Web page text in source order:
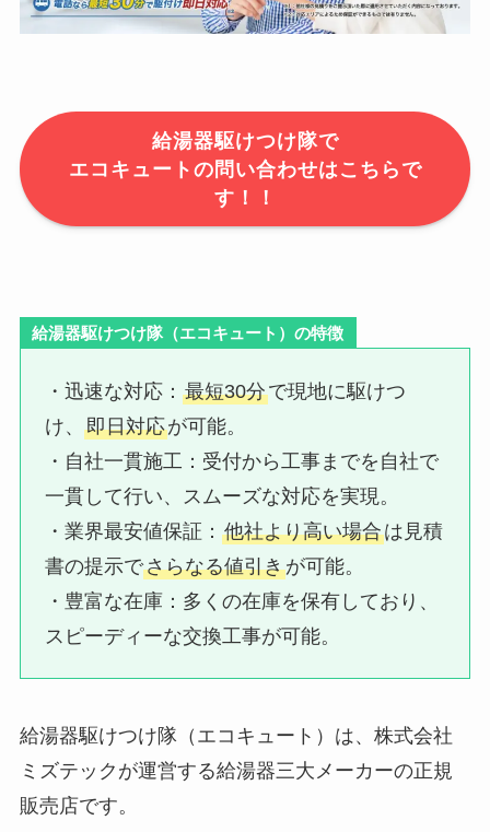
給湯器駆けつけ隊で
エコキュートの問い合わせはこちらで
す！！
給湯器駆けつけ隊（エコキュート）の特徴
・迅速な対応：​最短30分で現地に駆けつ
け、即日対応が可能。
・自社一貫施工：​受付から工事までを自社で
一貫して行い、スムーズな対応を実現。
・業界最安値保証：​他社より高い場合は見積
書の提示でさらなる値引きが可能。
・豊富な在庫：​多くの在庫を保有しており、
スピーディーな交換工事が可能。
給湯器駆けつけ隊（エコキュート）は、株式会社
ミズテックが運営する給湯器三大メーカーの正規
販売店です。